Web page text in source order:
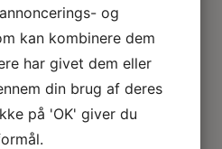
og er til for at hjælpe dig
videre eller søger nyt,
kasse
medlem i dag
og
kan kombinere dem
har givet dem eller
din brug af deres
på 'OK' giver du